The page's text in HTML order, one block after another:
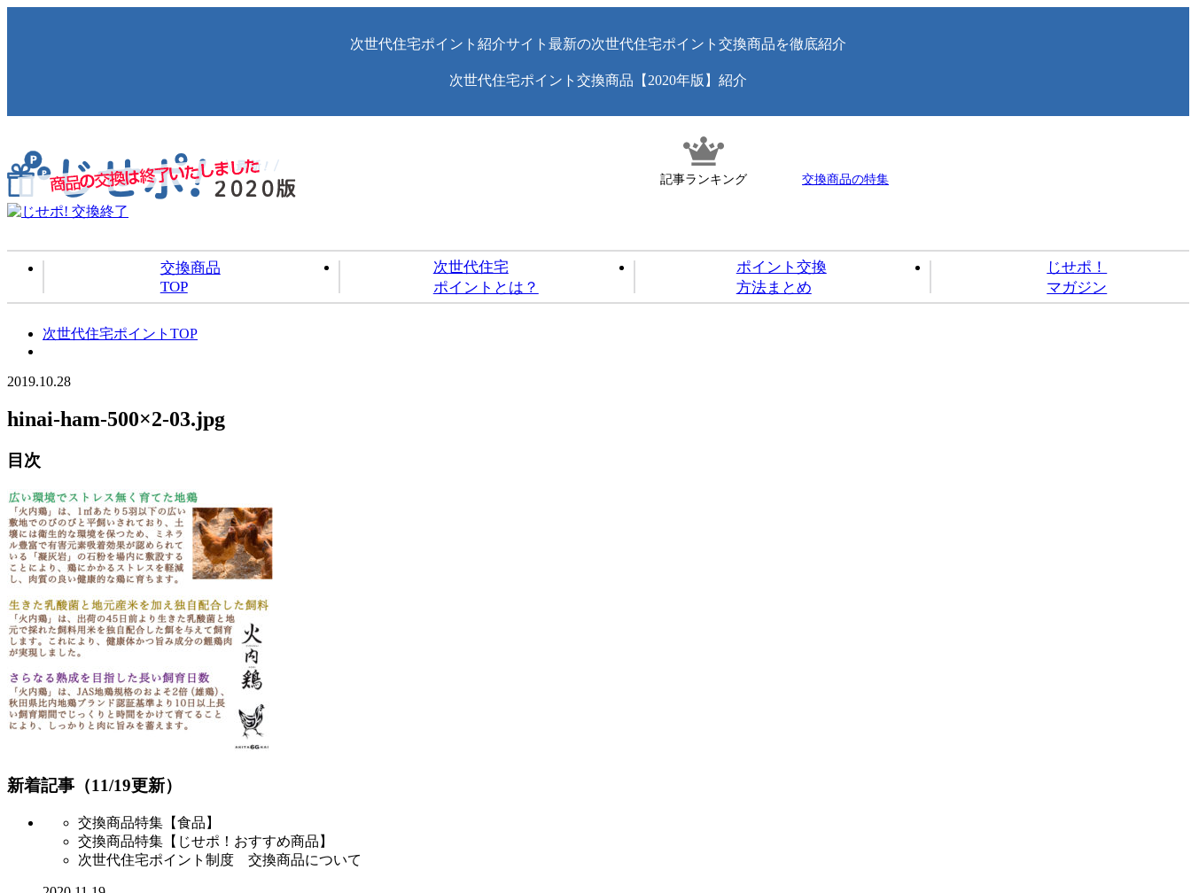
次世代住宅ポイント紹介サイト最新の次世代住宅ポイント交換商品を徹底紹介
次世代住宅ポイント交換商品【2020年版】紹介
記事ランキング 交換商品の特集
交換商品
TOP
次世代住宅
ポイントとは？
ポイント交換
方法まとめ
じせポ！
マガジン
次世代住宅ポイントTOP
2019.10.28
hinai-ham-500×2-03.jpg
目次
新着記事（11/19更新）
交換商品特集【食品】
交換商品特集【じせポ！おすすめ商品】
次世代住宅ポイント制度 交換商品について